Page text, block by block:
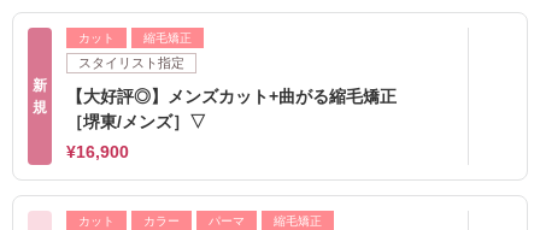
新
規
カット 縮毛矯正
スタイリスト指定
【大好評◎】メンズカット+曲がる縮毛矯正
［堺東/メンズ］▽
¥16,900
カット カラー パーマ 縮毛矯正